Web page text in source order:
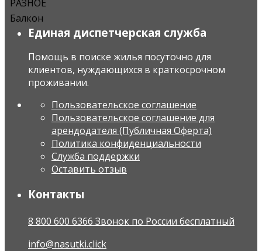
РАЗНОЕ
Балкон
Единая диспетчерская служба
Помощь в поиске жилья посуточно для
клиентов, нуждающихся в краткосрочном
проживании.
Пользовательское соглашение
Пользовательское соглашение для
арендодателя (Публичная Оферта)
Политика конфиденциальности
Служба поддержки
Оставить отзыв
Контакты
8 800 600 6366 Звонок по России бесплатный
info@nasutki.click